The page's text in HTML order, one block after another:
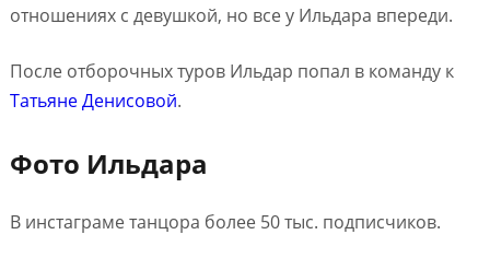
отношениях с девушкой, но все у Ильдара впереди.
После отборочных туров Ильдар попал в команду к
Татьяне Денисовой.
Фото Ильдара
В инстаграме танцора более 50 тыс. подписчиков.